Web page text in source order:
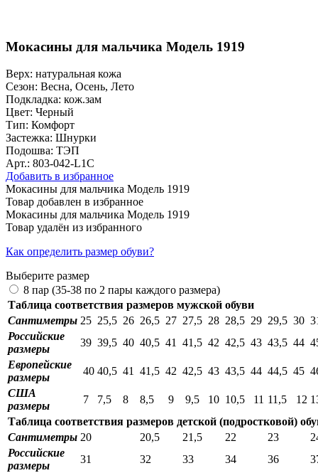
Мокасины для мальчика Модель 1919
Верх: натуральная кожа
Сезон: Весна, Осень, Лето
Подкладка: кож.зам
Цвет: Черный
Тип: Комфорт
Застежка: Шнурки
Подошва: ТЭП
Арт.: 803-042-L1C
Добавить в избранное
Мокасины для мальчика Модель 1919
Товар добавлен в избранное
Мокасины для мальчика Модель 1919
Товар удалён из избранного
Как определить размер обуви?
Выберите размер
8 пар (35-38 по 2 пары каждого размера)
Таблица соответствия размеров мужской обуви
Сантиметры 25 25,5 26 26,5 27 27,5 28 28,5 29 29,5 30
Российские
размеры
39 39,5 40 40,5 41 41,5 42 42,5 43 43,5 44
Европейские
размеры
40 40,5 41 41,5 42 42,5 43 43,5 44 44,5 45
США
размеры
7 7,5 8 8,5 9 9,5 10 10,5 11 11,5 12
Таблица соответствия размеров детской (подростковой)
Сантиметры 20 20,5 21,5 22 23
Российские
размеры
31 32 33 34 36